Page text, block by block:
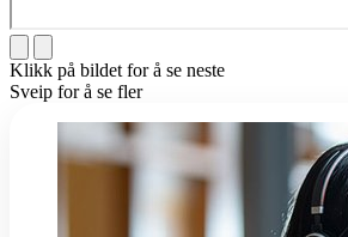
Klikk på bildet for å se neste
Sveip for å se fler